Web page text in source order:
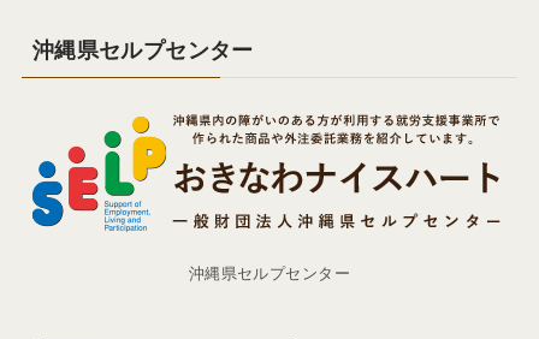
沖縄県セルプセンター
沖縄県セルプセンター